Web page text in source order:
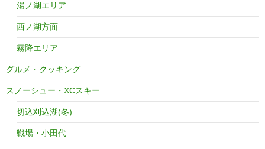
湯ノ湖エリア
西ノ湖方面
霧降エリア
グルメ・クッキング
スノーシュー・XCスキー
切込刈込湖(冬)
戦場・小田代